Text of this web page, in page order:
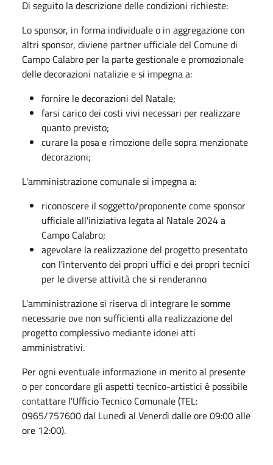
Di seguito la descrizione delle condizioni richieste:
Lo sponsor, in forma individuale o in aggregazione con
altri sponsor, diviene partner ufficiale del Comune di
Campo Calabro per la parte gestionale e promozionale
delle decorazioni natalizie e si impegna a:
fornire le decorazioni del Natale;
farsi carico dei costi vivi necessari per realizzare
quanto previsto;
curare la posa e rimozione delle sopra menzionate
decorazioni;
L'amministrazione comunale si impegna a:
riconoscere il soggetto/proponente come sponsor
ufficiale all'iniziativa legata al Natale 2024 a
Campo Calabro;
agevolare la realizzazione del progetto presentato
con l'intervento dei propri uffici e dei propri tecnici
per le diverse attività che si renderanno
L'amministrazione si riserva di integrare le somme
necessarie ove non sufficienti alla realizzazione del
progetto complessivo mediante idonei atti
amministrativi.
Per ogni eventuale informazione in merito al presente
o per concordare gli aspetti tecnico-artistici è possibile
contattare l'Ufficio Tecnico Comunale (TEL:
0965/757600 dal Lunedì al Venerdì dalle ore 09:00 alle
ore 12:00).